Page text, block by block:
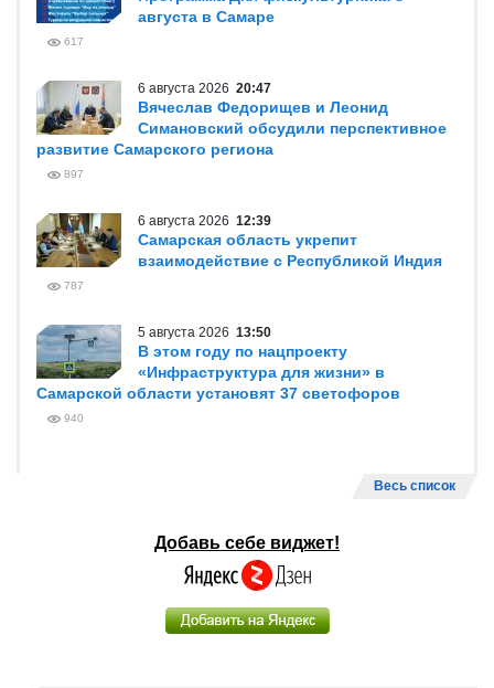
августа в Самаре
617
6 августа 2026 20:47
Вячеслав Федорищев и Леонид
Симановский обсудили перспективное
развитие Самарского региона
897
6 августа 2026 12:39
Самарская область укрепит
взаимодействие с Республикой Индия
787
5 августа 2026 13:50
В этом году по нацпроекту
«Инфраструктура для жизни» в
Самарской области установят 37 светофоров
940
Весь список
Добавь себе виджет!